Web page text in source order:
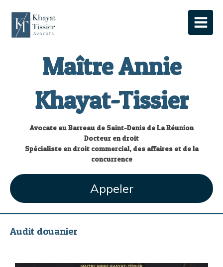
Maître Annie
Khayat-Tissier
Avocate au Barreau de Saint-Denis de La Réunion
Docteur en droit
Spécialiste en droit commercial, des affaires et de la
concurrence
Appeler
Audit douanier